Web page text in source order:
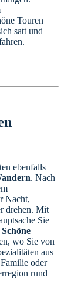
Touren
satt und
ebenfalls
. Nach
Nacht,
drehen. Mit
Sie
Schöne
wo Sie von
aus
oder
rund